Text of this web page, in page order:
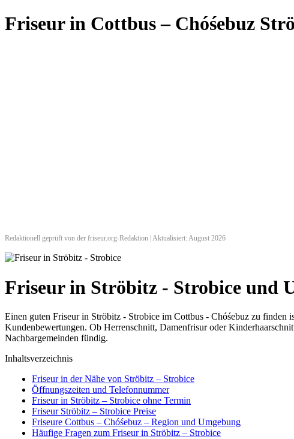
Friseur in Cottbus – Chóśebuz
Redaktionell geprüft von der friseur.org-Redaktion | Aktualisiert: August 2026
Friseur in Ströbitz - Strobice und
Einen guten Friseur in Ströbitz - Strobice im Cottbus - Chóśebuz zu
Kundenbewertungen. Ob Herrenschnitt, Damenfrisur oder
Nachbargemeinden fündig.
Inhaltsverzeichnis
Friseur in der Nähe von Ströbitz – Strobice
Öffnungszeiten und Telefonnummer
Friseur in Ströbitz – Strobice ohne Termin
Friseur Ströbitz – Strobice Preise
Friseure Cottbus – Chóśebuz – Region und Umgebung
Häufige Fragen zum Friseur in Ströbitz – Strobice